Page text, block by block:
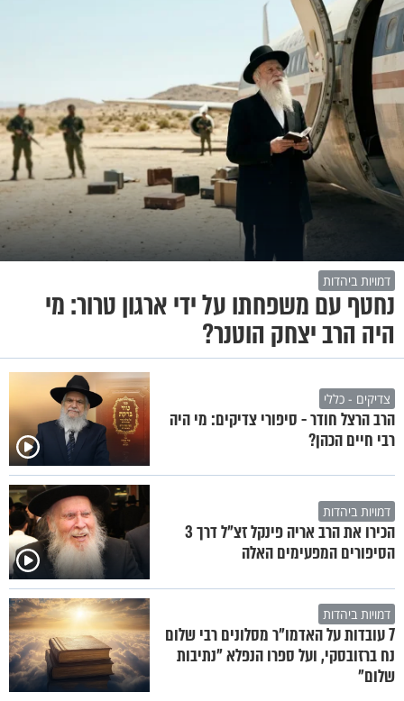
דמויות ביהדות
נחטף עם משפחתו על ידי ארגון טרור: מי
היה הרב יצחק הוטנר?
צדיקים - כללי
הרב הרצל חודר - סיפורי צדיקים: מי היה
רבי חיים הכהן?
דמויות ביהדות
הכירו את הרב אריה פינקל זצ"ל דרך 3
הסיפורים המפעימים האלה
דמויות ביהדות
7 עובדות על האדמו"ר מסלונים רבי שלום
נח ברזובסקי, ועל ספרו הנפלא "נתיבות
שלום"